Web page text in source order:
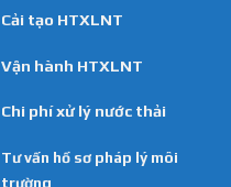
Cải tạo HTXLNT
Vận hành HTXLNT
Chi phí xử lý nước thải
Tư vấn hồ sơ pháp lý môi
trường